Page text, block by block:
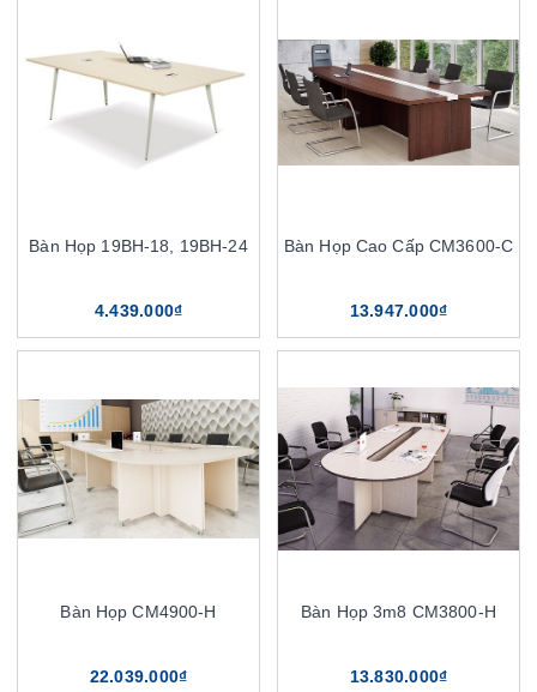
Bàn Họp 19BH-18, 19BH-24
4.439.000₫
Bàn Họp Cao Cấp CM3600-C
13.947.000₫
Bàn Họp CM4900-H
22.039.000₫
Bàn Họp 3m8 CM3800-H
13.830.000₫